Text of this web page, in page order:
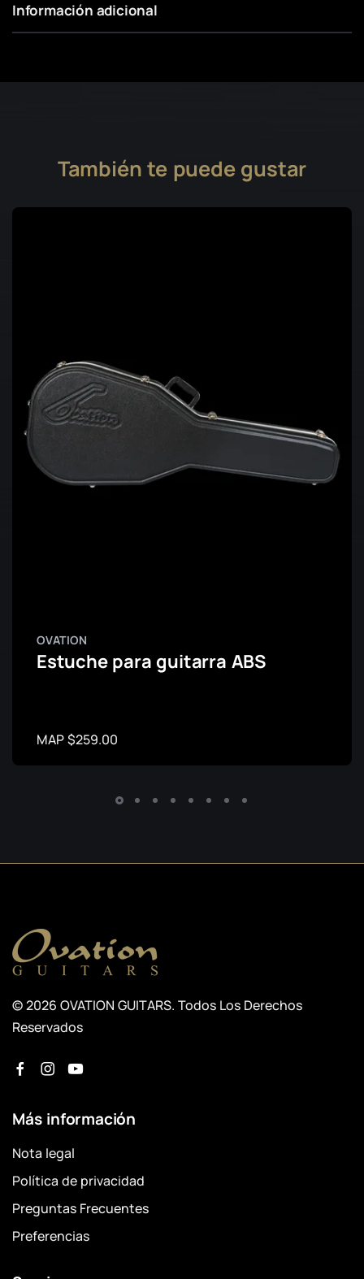
Información adicional
También te puede gustar
OVATION
Estuche para guitarra ABS
MAP $259.00
© 2026 OVATION GUITARS. Todos Los Derechos
Reservados
Más información
Nota legal
Política de privacidad
Preguntas Frecuentes
Preferencias